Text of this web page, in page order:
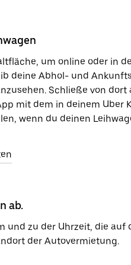
um online oder in
deine Abhol- und
Schließe von dort
mit dem in deinem
wenn du deinen
ab.
und zu der Uhrzeit, die auf
der Autovermietung.